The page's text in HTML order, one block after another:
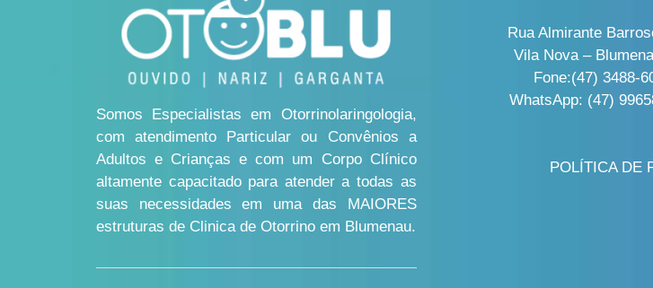
Somos Especialistas em Otorrinolaringologia,
com atendimento Particular ou Convênios a
Adultos e Crianças e com um Corpo Clínico
altamente capacitado para atender a todas as
suas necessidades em uma das MAIORES
estruturas de Clinica de Otorrino em Blumenau.
Rua Almirante
Vila Nova –
Fone:(47) 3488-
WhatsApp: (47)
POLÍTICA DE